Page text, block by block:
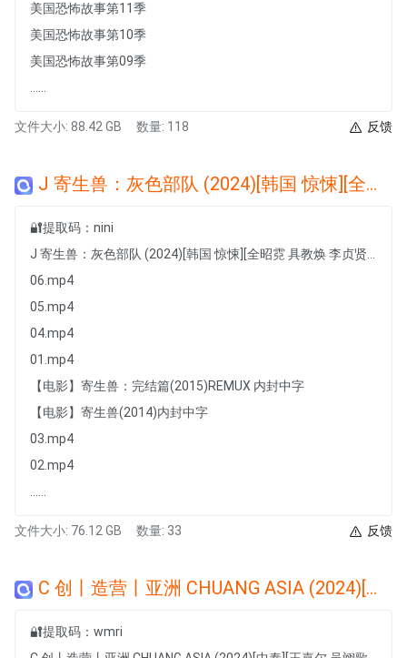
美国恐怖故事第11季
美国恐怖故事第10季
美国恐怖故事第09季
文件大小: 88.42 GB 数量: 118 反馈
J 寄生兽：灰色部队 (2024)[韩国 惊悚][全昭霓 具教焕 李贞贤 权海骁 金仁权]【附电影+动漫】
🔐提取码：nini
06.mp4
05.mp4
04.mp4
01.mp4
【电影】寄生兽：完结篇(2015)REMUX 内封中字
【电影】寄生兽(2014)内封中字
03.mp4
02.mp4
文件大小: 76.12 GB 数量: 33 反馈
C 创丨造营丨亚洲 CHUANG ASIA (2024)[中泰][王嘉尔 吴翊歌 罗杰夫 李永钦 郑乃馨]
🔐提取码：wmri